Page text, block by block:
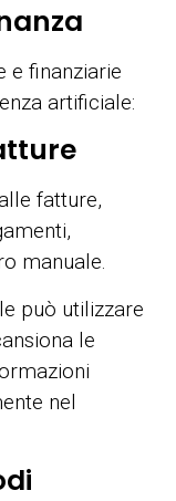
e finanziarie
artificiale:
fatture,
manuale.
può utilizzare
le
nel